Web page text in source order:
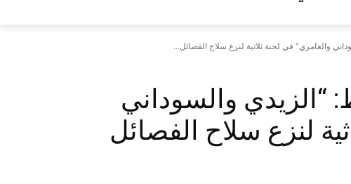
والعامري" في لجنة ثلاثية لنزع سلاح الفصائل...
والسوداني
لنزع سلاح الفصائل